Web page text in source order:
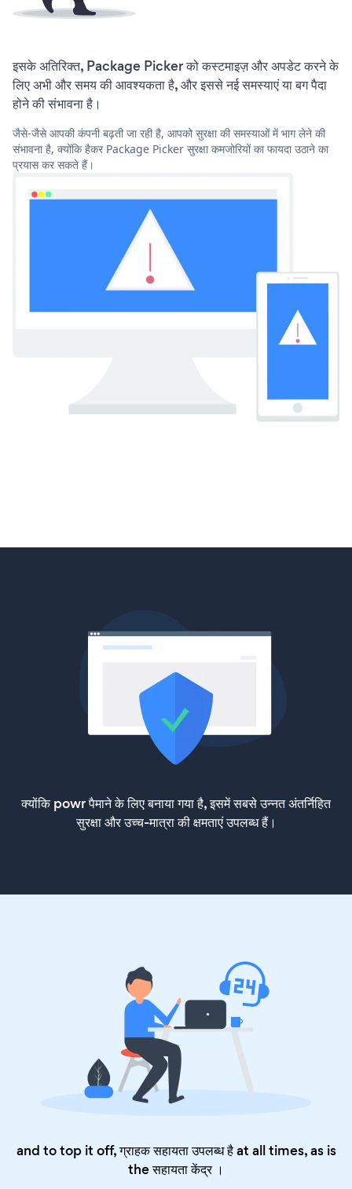
इसके अतिरिक्त, Package Picker को कस्टमाइज़ और अपडेट करने के
लिए अभी और समय की आवश्यकता है, और इससे नई समस्याएं या बग पैदा
होने की संभावना है।
जैसे-जैसे आपकी कंपनी बढ़ती जा रही है, आपको सुरक्षा की समस्याओं में भाग लेने की
संभावना है, क्योंकि हैकर Package Picker सुरक्षा कमजोरियों का फायदा उठाने का
प्रयास कर सकते हैं।
क्योंकि powr पैमाने के लिए बनाया गया है, इसमें सबसे उन्नत अंतर्निहित
सुरक्षा और उच्च-मात्रा की क्षमताएं उपलब्ध हैं।
and to top it off, ग्राहक सहायता उपलब्ध है at all times, as is
theसहायता केंद्र।